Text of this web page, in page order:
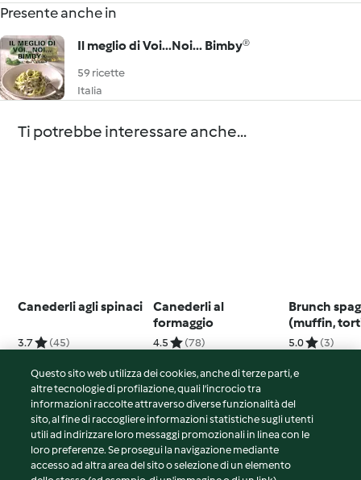
Presente anche in
Il meglio di Voi...Noi... Bimby®
59 ricette
Italia
Ti potrebbe interessare anche...
Canederli agli spinaci
3.7 (45)
Canederli al
formaggio
4.5 (78)
Brunch
(muffin,
salmorejo e
all'aglio e
5.0 (3)
© Copyright 2026
Termini del servizio
Informativa sulla privacy
Questo sito web utilizza dei cookies, anche di terze parti, e
altre tecnologie di profilazione, quali l’incrocio tra
informazioni raccolte attraverso diverse funzionalità del
sito, al fine di raccogliere informazioni statistiche sugli utenti
utili ad indirizzare loro messaggi promozionali in linea con le
loro preferenze. Se prosegui la navigazione mediante
accesso ad altra area del sito o selezione di un elemento